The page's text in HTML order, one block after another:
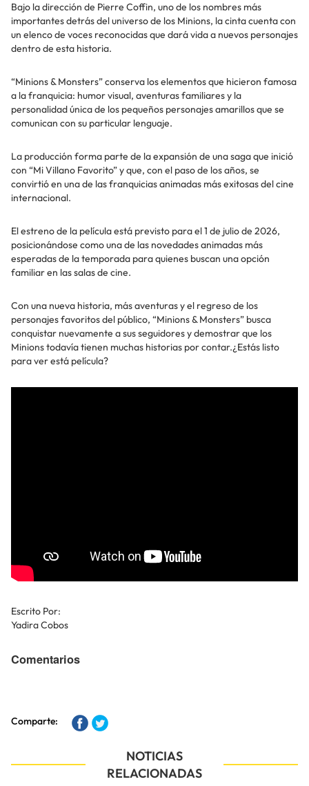
Bajo la dirección de Pierre Coffin, uno de los nombres más
importantes detrás del universo de los Minions, la cinta cuenta con
un elenco de voces reconocidas que dará vida a nuevos personajes
dentro de esta historia.
“Minions & Monsters” conserva los elementos que hicieron famosa
a la franquicia: humor visual, aventuras familiares y la
personalidad única de los pequeños personajes amarillos que se
comunican con su particular lenguaje.
La producción forma parte de la expansión de una saga que inició
con “Mi Villano Favorito” y que, con el paso de los años, se
convirtió en una de las franquicias animadas más exitosas del cine
internacional.
El estreno de la película está previsto para el 1 de julio de 2026,
posicionándose como una de las novedades animadas más
esperadas de la temporada para quienes buscan una opción
familiar en las salas de cine.
Con una nueva historia, más aventuras y el regreso de los
personajes favoritos del público, “Minions & Monsters” busca
conquistar nuevamente a sus seguidores y demostrar que los
Minions todavía tienen muchas historias por contar.¿Estás listo
para ver está película?
Escrito Por:
Yadira Cobos
Comentarios
Comparte:
NOTICIAS
RELACIONADAS